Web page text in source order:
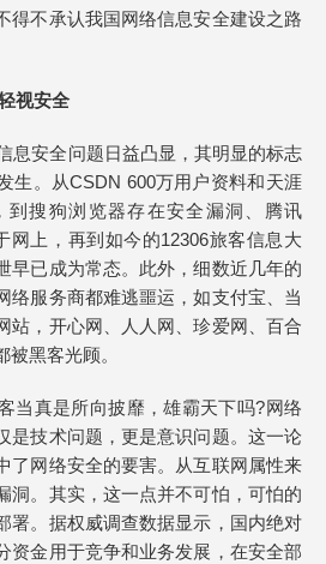
得不承认我国网络信息安全建设之路
视安全
息安全问题日益凸显，其明显的标志
生。从CSDN 600万用户资料和天涯
到搜狗浏览器存在安全漏洞、腾讯
网上，再到如今的12306旅客信息大
早已成为常态。此外，细数近几年的
络服务商都难逃噩运，如支付宝、当
站，开心网、人人网、珍爱网、百合
黑客光顾。
当真是所向披靡，雄霸天下吗?网络
是技术问题，更是意识问题。这一论
了网络安全的要害。从互联网属性来
洞。其实，这一点并不可怕，可怕的
署。据权威调查数据显示，国内绝对
资金用于竞争和业务发展，在安全部